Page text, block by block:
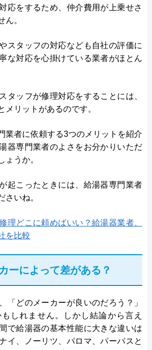
応をするため、仲介費用が上乗せさ
ん。
スタッフの対応なども自社の評価に
な対応を心掛けている業者がほとん
タッフが修理対応をすることには、
メリットがあるのです。
業者に依頼する3つのメリットを紹介
器専門業者のよさをお分かりいただ
ょうか。
起こったときには、給湯器専門業者
さいね。
理どこに頼めばいい？給湯器業者、
を比較
ーによって差がある？
「どのメーカーが良いのだろう？」
しれません。しかし結論から言え
で給湯器の基本性能に大きな違いは
イ、ノーリツ、パロマ、パーパスと